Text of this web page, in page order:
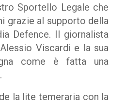
Sportello Legale che
grazie al supporto della
Defence. Il giornalista
Viscardi e la sua
come è fatta una
la lite temeraria con la